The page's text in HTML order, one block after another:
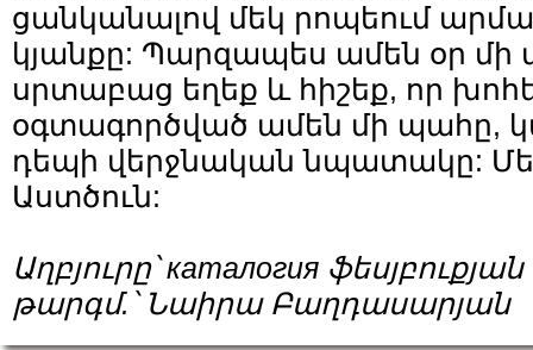
ցանկանալով մեկ րոպեում
կյանքը: Պարզապես ամեն օր մի
սրտաբաց եղեք և հիշեք, որ
օգտագործված ամեն մի պահը,
դեպի վերջնական նպատակը:
Աստծուն:
Աղբյուրը՝каталогия ֆեսյբուքյան
թարգմ. Նաիրա Բաղդասարյան